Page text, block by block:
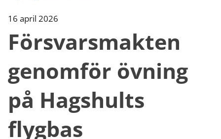
16 april 2026
Försvarsmakten
genomför övning
på Hagshults
flygbas